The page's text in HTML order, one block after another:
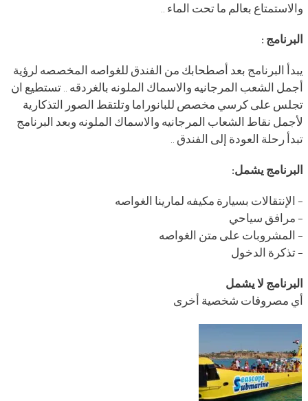
والاستمتاع بعالم ما تحت الماء ..
البرنامج :
يبدأ البرنامج بعد أصطحابك من الفندق للغواصه المخصصه لرؤية
أجمل الشعب المرجانيه والاسماك الملونه بالغردقه .. تستطيع ان
تجلس على كرسي مخصص للبانوراما وتلتقط الصور التذكارية
لأجمل نقاط الشعاب المرجانيه والاسماك الملونه وبعد البرنامج
تبدأ رحلة العودة إلى الفندق ..
البرنامج يشمل:
– الإنتقالات بسيارة مكيفه لمارينا الغواصه
– مرافق سياحي
– المشروبات على متن الغواصه
– تذكرة الدخول
البرنامج لا يشمل
أي مصروفات شخصية أخرى